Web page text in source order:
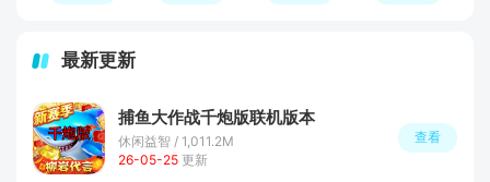
最新更新
捕鱼大作战千炮版联机版本
休闲益智 / 1,011.2M
26-05-25 更新
查看